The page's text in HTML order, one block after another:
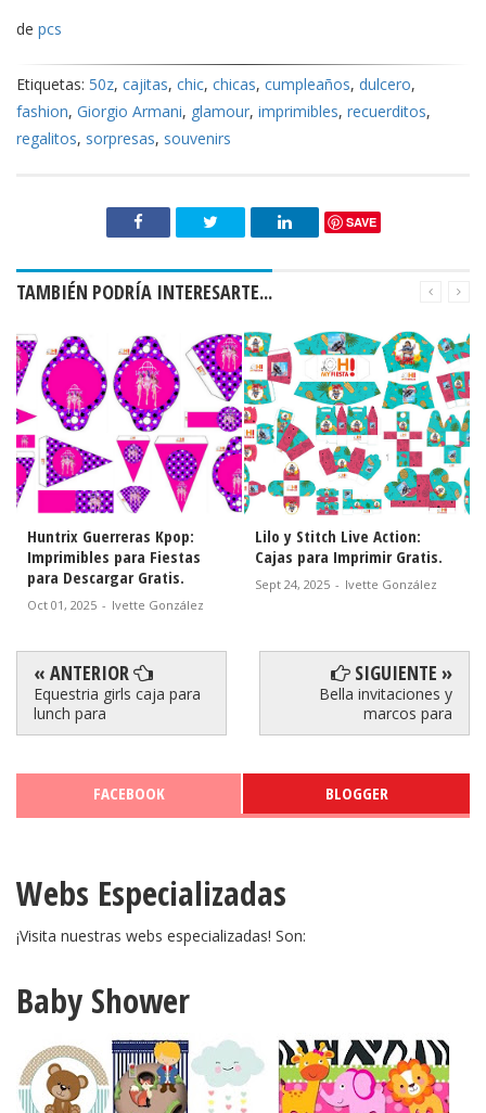
de pcs
Etiquetas: 50z, cajitas, chic, chicas, cumpleaños, dulcero,
fashion, Giorgio Armani, glamour, imprimibles, recuerditos,
regalitos, sorpresas, souvenirs
SAVE
TAMBIÉN PODRÍA INTERESARTE...
Huntrix Guerreras Kpop:
Imprimibles para Fiestas
para Descargar Gratis.
Oct 01, 2025 - Ivette González
Lilo y Stitch Live Action:
Cajas para Imprimir Gratis.
Sept 24, 2025 - Ivette González
« ANTERIOR
Equestria girls caja para
lunch para
SIGUIENTE »
Bella invitaciones y
marcos para
FACEBOOK BLOGGER
Webs Especializadas
¡Visita nuestras webs especializadas! Son:
Baby Shower